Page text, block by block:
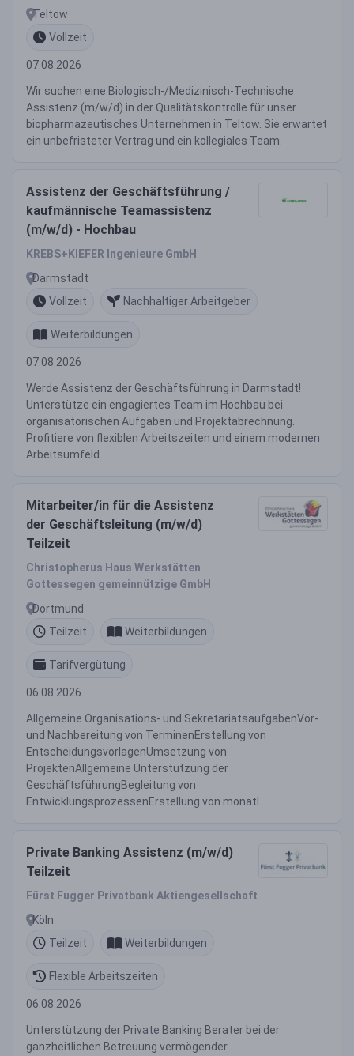
Teltow
Vollzeit
07.08.2026
Wir suchen eine Biologisch-/Medizinisch-Technische
Assistenz (m/w/d) in der Qualitätskontrolle für unser
biopharmazeutisches Unternehmen in Teltow. Sie erwartet
ein unbefristeter Vertrag und ein kollegiales Team.
Assistenz der Geschäftsführung /
kaufmännische Teamassistenz
(m/w/d) - Hochbau
KREBS+KIEFER Ingenieure GmbH
Darmstadt
Vollzeit
Nachhaltiger Arbeitgeber
Weiterbildungen
07.08.2026
Werde Assistenz der Geschäftsführung in Darmstadt!
Unterstütze ein engagiertes Team im Hochbau bei
organisatorischen Aufgaben und Projektabrechnung.
Profitiere von flexiblen Arbeitszeiten und einem modernen
Arbeitsumfeld.
Mitarbeiter/in für die Assistenz
der Geschäftsleitung (m/w/d)
Teilzeit
Christopherus Haus Werkstätten
Gottessegen gemeinnützige GmbH
Dortmund
Teilzeit
Weiterbildungen
Tarifvergütung
06.08.2026
Allgemeine Organisations- und SekretariatsaufgabenVor-
und Nachbereitung von TerminenErstellung von
EntscheidungsvorlagenUmsetzung von
ProjektenAllgemeine Unterstützung der
GeschäftsführungBegleitung von
EntwicklungsprozessenErstellung von monatl...
Private Banking Assistenz (m/w/d)
Teilzeit
Fürst Fugger Privatbank Aktiengesellschaft
Köln
Teilzeit
Weiterbildungen
Flexible Arbeitszeiten
06.08.2026
Unterstützung der Private Banking Berater bei der
ganzheitlichen Betreuung vermögender